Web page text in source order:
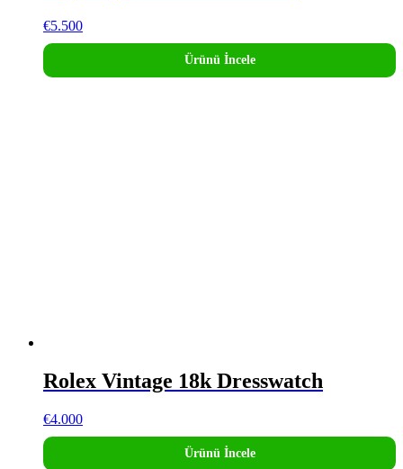
€5.500
Ürünü İncele
Rolex Vintage 18k Dresswatch
€4.000
Ürünü İncele